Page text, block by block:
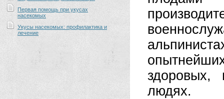
Первая помощь при укусах
насекомых
Укусы насекомых: профилактика и
лечение
здоровых,
людях.